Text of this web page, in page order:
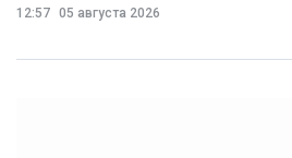
12:57 05 августа 2026